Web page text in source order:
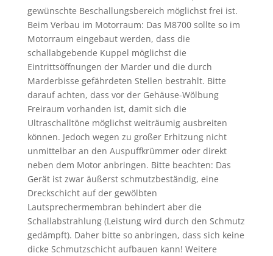
gewünschte Beschallungsbereich möglichst frei ist.
Beim Verbau im Motorraum: Das M8700 sollte so im
Motorraum eingebaut werden, dass die
schallabgebende Kuppel möglichst die
Eintrittsöffnungen der Marder und die durch
Marderbisse gefährdeten Stellen bestrahlt. Bitte
darauf achten, dass vor der Gehäuse-Wölbung
Freiraum vorhanden ist, damit sich die
Ultraschalltöne möglichst weiträumig ausbreiten
können. Jedoch wegen zu großer Erhitzung nicht
unmittelbar an den Auspuffkrümmer oder direkt
neben dem Motor anbringen. Bitte beachten: Das
Gerät ist zwar äußerst schmutzbeständig, eine
Dreckschicht auf der gewölbten
Lautsprechermembran behindert aber die
Schallabstrahlung (Leistung wird durch den Schmutz
gedämpft). Daher bitte so anbringen, dass sich keine
dicke Schmutzschicht aufbauen kann! Weitere